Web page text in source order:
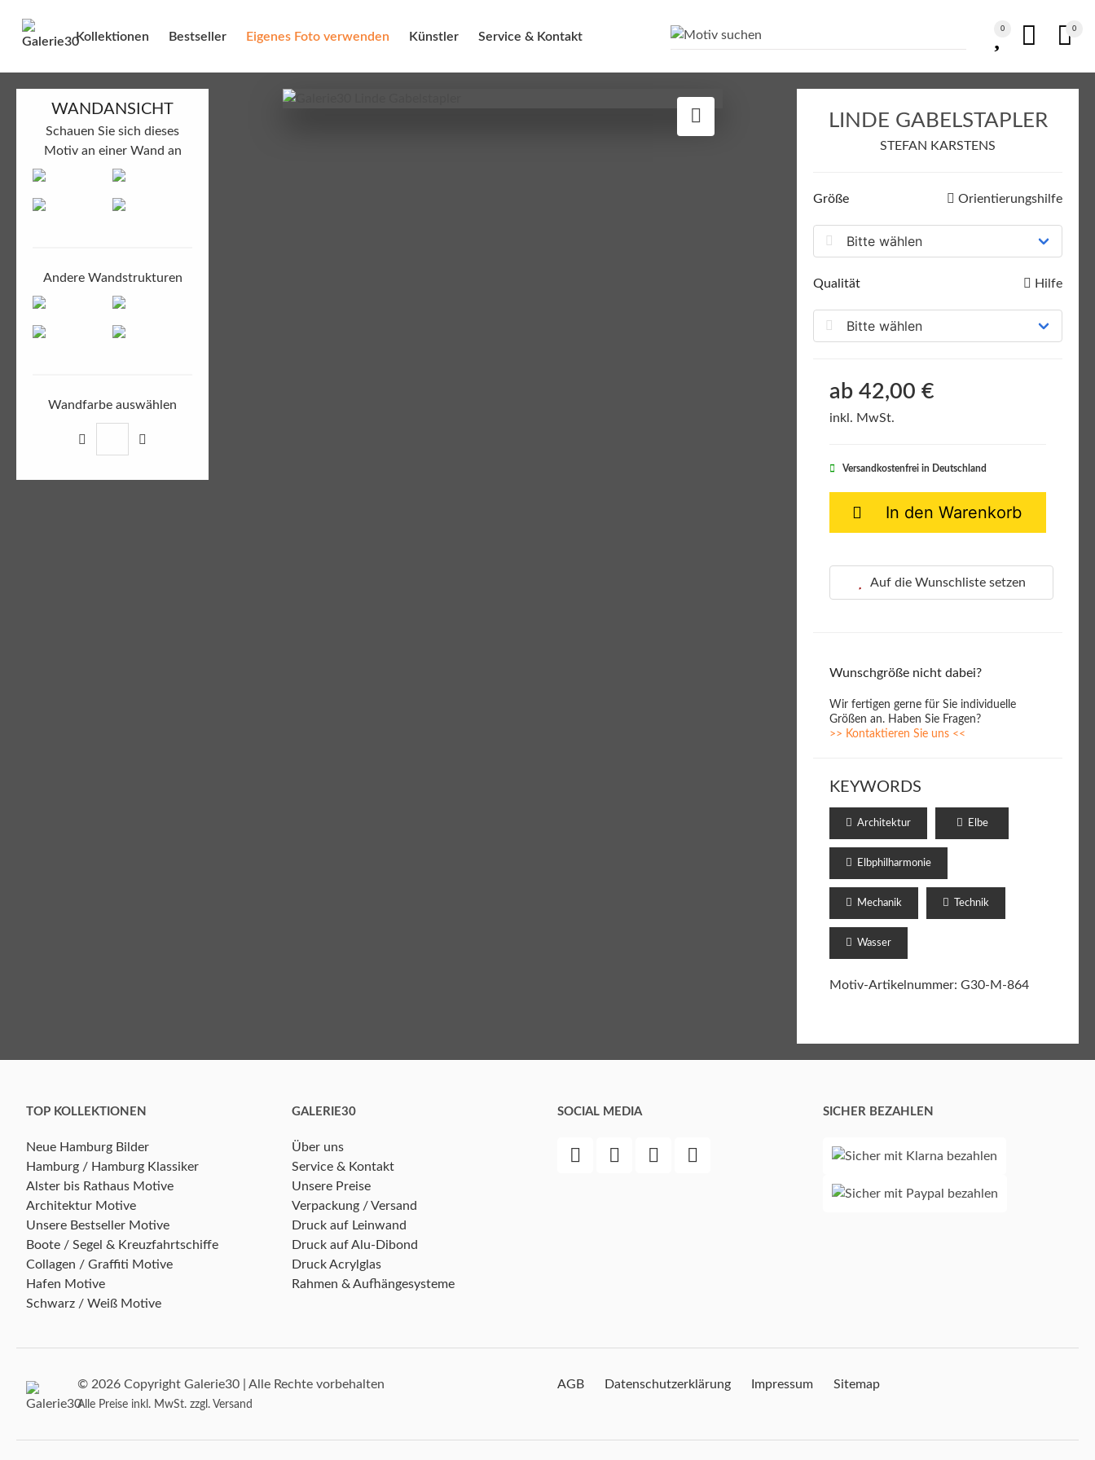
Kollektionen Bestseller Eigenes Foto verwenden Künstler Service & Kontakt
0 0
WANDANSICHT
Schauen Sie sich dieses
Motiv an einer Wand an
Andere Wandstrukturen
Wandfarbe auswählen
LINDE GABELSTAPLER
STEFAN KARSTENS
Größe Orientierungshilfe
Qualität Hilfe
ab 42,00 €
inkl. MwSt.
Versandkostenfrei in Deutschland
In den Warenkorb
Auf die Wunschliste setzen
Wunschgröße nicht dabei?
Wir fertigen gerne für Sie individuelle
Größen an. Haben Sie Fragen?
>> Kontaktieren Sie uns <<
KEYWORDS
Architektur Elbe
Elbphilharmonie
Mechanik Technik
Wasser
Motiv-Artikelnummer: G30-M-864
TOP KOLLEKTIONEN
Neue Hamburg Bilder
Hamburg / Hamburg Klassiker
Alster bis Rathaus Motive
Architektur Motive
Unsere Bestseller Motive
Boote / Segel & Kreuzfahrtschiffe
Collagen / Graffiti Motive
Hafen Motive
Schwarz / Weiß Motive
GALERIE30
Über uns
Service & Kontakt
Unsere Preise
Verpackung / Versand
Druck auf Leinwand
Druck auf Alu-Dibond
Druck Acrylglas
Rahmen & Aufhängesysteme
SOCIAL MEDIA SICHER BEZAHLEN
© 2026 Copyright Galerie30 | Alle Rechte vorbehalten
Alle Preise inkl. MwSt. zzgl. Versand
AGB Datenschutzerklärung Impressum Sitemap